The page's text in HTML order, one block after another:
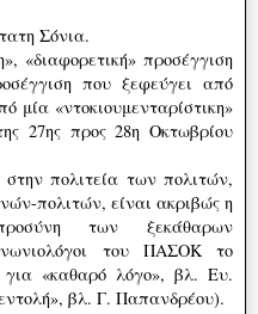
Σόνια.
«διαφορετική» προσέγγιση
που ξεφεύγει από
μία «ντοκιουμενταρίστικη»
27ης προς 28η Οκτωβρίου
στην πολιτεία των πολιτών,
πολιτών, είναι ακριβώς η
των ξεκάθαρων
του ΠΑΣΟΚ το
για «καθαρό λόγο», βλ. Ευ.
βλ. Γ. Παπανδρέου).